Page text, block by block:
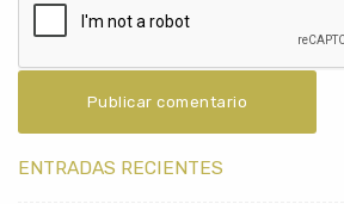
ENTRADAS RECIENTES